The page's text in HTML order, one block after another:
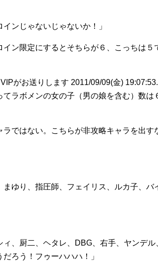
ンじゃないじゃないか！」
ン限定にするとそちらが６、こっちは５
がお送りします 2011/09/09(金)
ラボメンの女の子（男の娘を含む）数は
ではない。こちらが非攻略キャラを出す
ゆり、指圧師、フェイリス、ルカ子、バ
、厨二、ヘタレ、DBG、右手、ヤンデ
ろう！フゥーハハハ！」